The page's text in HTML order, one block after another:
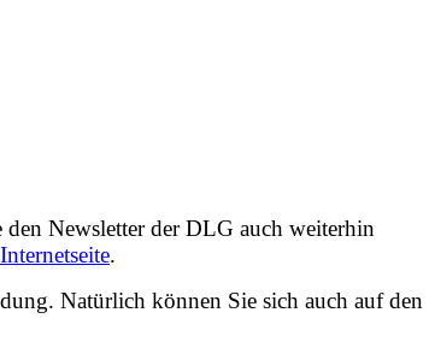
den Newsletter der DLG auch weiterhin
Internetseite.
Natürlich können Sie sich auch auf den